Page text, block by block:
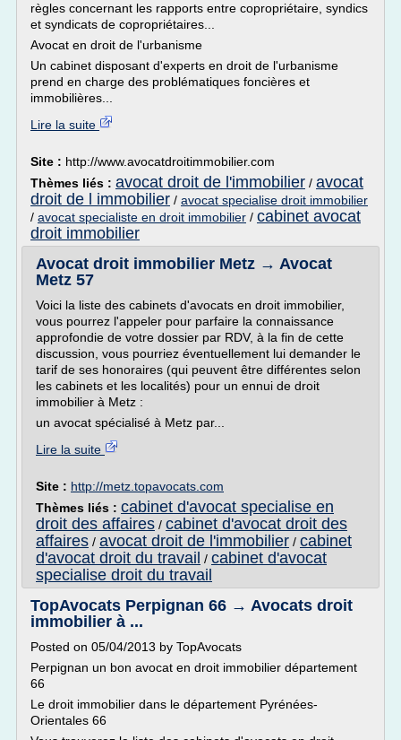
règles concernant les rapports entre copropriétaire, syndics
et syndicats de copropriétaires...
Avocat en droit de l'urbanisme
Un cabinet disposant d'experts en droit de l'urbanisme
prend en charge des problématiques foncières et
immobilières...
Lire la suite
Site : http://www.avocatdroitimmobilier.com
Thèmes liés : avocat droit de l'immobilier / avocat
droit de l immobilier / avocat specialise droit immobilier
/ avocat specialiste en droit immobilier / cabinet avocat
droit immobilier
Avocat droit immobilier Metz → Avocat
Metz 57
Voici la liste des cabinets d'avocats en droit immobilier,
vous pourrez l'appeler pour parfaire la connaissance
approfondie de votre dossier par RDV, à la fin de cette
discussion, vous pourriez éventuellement lui demander le
tarif de ses honoraires (qui peuvent être différentes selon
les cabinets et les localités) pour un ennui de droit
immobilier à Metz :
un avocat spécialisé à Metz par...
Lire la suite
Site : http://metz.topavocats.com
Thèmes liés : cabinet d'avocat specialise en
droit des affaires / cabinet d'avocat droit des
affaires / avocat droit de l'immobilier / cabinet
d'avocat droit du travail / cabinet d'avocat
specialise droit du travail
TopAvocats Perpignan 66 → Avocats droit
immobilier à ...
Posted on 05/04/2013 by TopAvocats
Perpignan un bon avocat en droit immobilier département
66
Le droit immobilier dans le département Pyrénées-
Orientales 66